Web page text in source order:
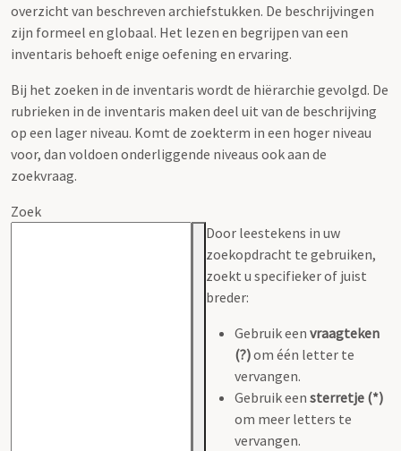
overzicht van beschreven archiefstukken. De beschrijvingen
zijn formeel en globaal. Het lezen en begrijpen van een
inventaris behoeft enige oefening en ervaring.
Bij het zoeken in de inventaris wordt de hiërarchie gevolgd. De
rubrieken in de inventaris maken deel uit van de beschrijving
op een lager niveau. Komt de zoekterm in een hoger niveau
voor, dan voldoen onderliggende niveaus ook aan de
zoekvraag.
Zoek
Door leestekens in uw
zoekopdracht te gebruiken,
zoekt u specifieker of juist
breder:
Gebruik een vraagteken
(?)om één letter te
vervangen.
Gebruik een sterretje (*)
om meer letters te
vervangen.